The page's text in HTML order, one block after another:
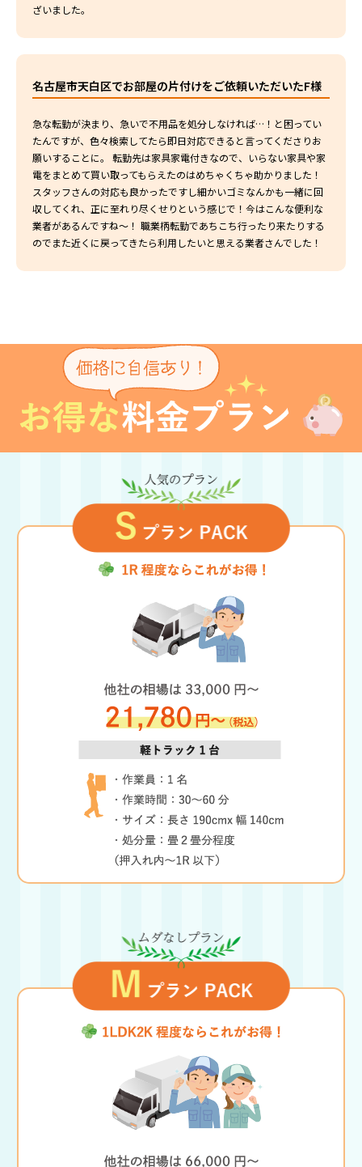
ざいました。
名古屋市天白区でお部屋の片付けをご依頼いただいたF様
急な転勤が決まり、急いで不用品を処分しなければ…！と困ってい
たんですが、色々検索してたら即日対応できると言ってくださりお
願いすることに。 転勤先は家具家電付きなので、いらない家具や家
電をまとめて買い取ってもらえたのはめちゃくちゃ助かりました！
スタッフさんの対応も良かったですし細かいゴミなんかも一緒に回
収してくれ、正に至れり尽くせりという感じで！今はこんな便利な
業者があるんですね〜！ 職業柄転勤であちこち行ったり来たりする
のでまた近くに戻ってきたら利用したいと思える業者さんでした！